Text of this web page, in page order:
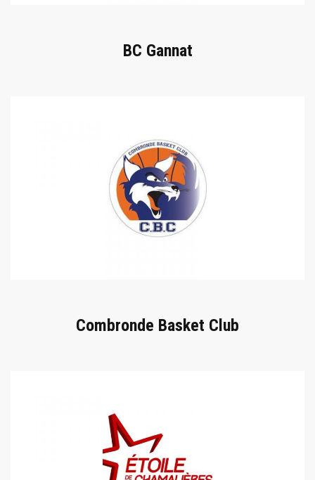
BC Gannat
Combronde Basket Club